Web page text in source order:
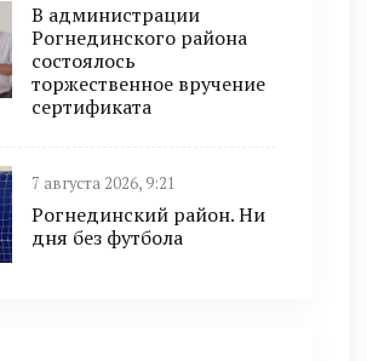
В администрации
Рогнединского района
состоялось
торжественное вручение
сертификата
7 августа 2026, 9:21
Рогнединский район. Ни
дня без футбола